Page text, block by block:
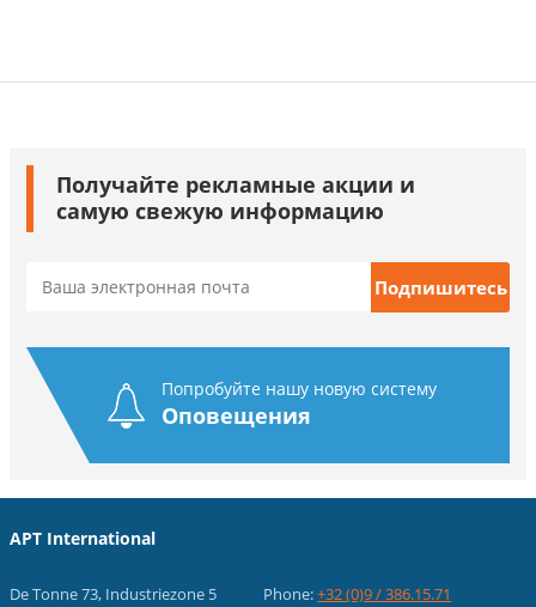
Получайте рекламные акции и
самую свежую информацию
Попробуйте нашу новую систему
Оповещения
APT International
De Tonne 73, Industriezone 5
Phone:+32 (0)9 / 386.15.71